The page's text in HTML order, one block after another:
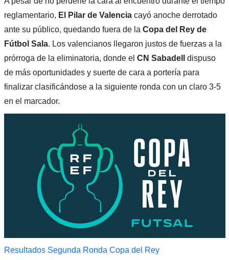
reglamentario, El Pilar de Valenciacayó anoche derrotado
ante su público, quedando fuera de la Copa del Rey de
Fútbol Sala. Los valencianos llegaron justos de fuerzas a la
prórroga de la eliminatoria, donde el CN Sabadell
dispuso
de más oportunidades y suerte de cara a portería para
finalizar clasificándose a la siguiente ronda con un claro 3-5
en el marcador.
Resultados Segunda Ronda Copa del Rey